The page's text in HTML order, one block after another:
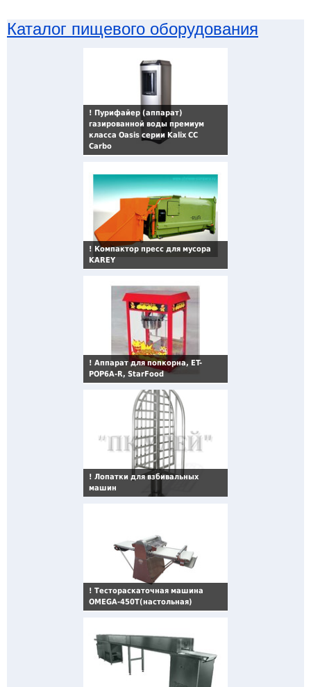
Каталог пищевого оборудования
! Пурифайер (аппарат)
газированной воды премиум
класса Oasis серии Kalix CC
Carbo
! Компактор пресс для мусора
KAREY
! Аппарат для попкорна, ET-
POP6A-R, StarFood
! Лопатки для взбивальных
машин
! Тестораскаточная машина
OMEGA-450T(настольная)